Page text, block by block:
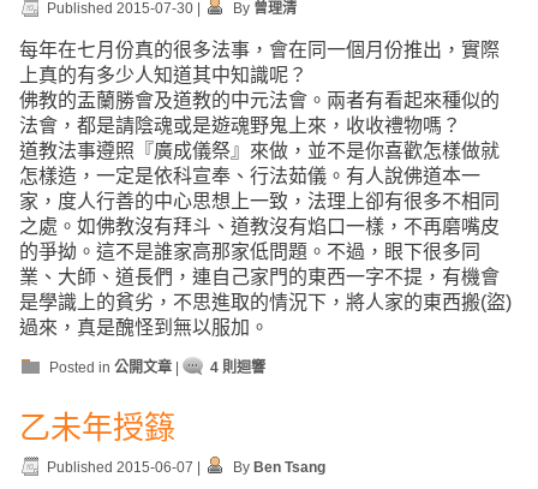
Published 2015-07-30 | By 曾理清
每年在七月份真的很多法事，會在同一個月份推出，實際
上真的有多少人知道其中知識呢？
佛教的盂蘭勝會及道教的中元法會。兩者有看起來種似的
法會，都是請陰魂或是遊魂野鬼上來，收收禮物嗎？
道教法事遵照『廣成儀祭』來做，並不是你喜歡怎樣做就
怎樣造，一定是依科宣奉、行法茹儀。有人說佛道本一
家，度人行善的中心思想上一致，法理上卻有很多不相同
之處。如佛教沒有拜斗、道教沒有焰口一樣，不再磨嘴皮
的爭拗。這不是誰家高那家低問題。不過，眼下很多同
業、大師、道長們，連自己家門的東西一字不提，有機會
是學識上的貧劣，不思進取的情況下，將人家的東西搬(盜)
過來，真是醜怪到無以服加。
Posted in 公開文章 | 4 則迴響
乙未年授籙
Published 2015-06-07 | By Ben Tsang